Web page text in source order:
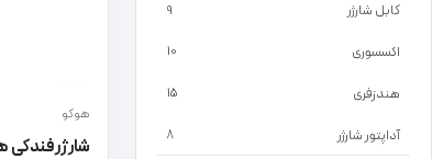
کابل شارژر 9
اکسسوری 10
هندزفری 15
آداپتور شارژر 8
هوکو